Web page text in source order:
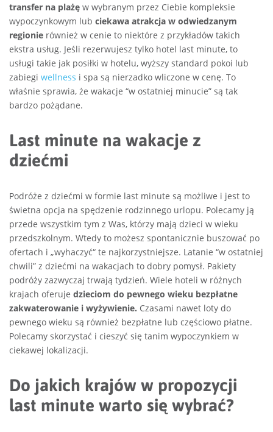
transfer na plażę w wybranym przez Ciebie kompleksie
wypoczynkowym lub ciekawa atrakcja w odwiedzanym
regionie również w cenie to niektóre z przykładów takich
ekstra usług. Jeśli rezerwujesz tylko hotel last minute, to
usługi takie jak posiłki w hotelu, wyższy standard pokoi lub
zabiegi wellness i spa są nierzadko wliczone w cenę. To
właśnie sprawia, że wakacje “w ostatniej minucie” są tak
bardzo pożądane.
Last minute na wakacje z
dziećmi
Podróże z dziećmi w formie last minute są możliwe i jest to
świetna opcja na spędzenie rodzinnego urlopu. Polecamy ją
przede wszystkim tym z Was, którzy mają dzieci w wieku
przedszkolnym. Wtedy to możesz spontanicznie buszować po
ofertach i „wyhaczyć“ te najkorzystniejsze. Latanie “w ostatniej
chwili” z dziećmi na wakacjach to dobry pomysł. Pakiety
podróży zazwyczaj trwają tydzień. Wiele hoteli w różnych
krajach oferuje dzieciom do pewnego wieku bezpłatne
zakwaterowanie i wyżywienie. Czasami nawet loty do
pewnego wieku są również bezpłatne lub częściowo płatne.
Polecamy skorzystać i cieszyć się tanim wypoczynkiem w
ciekawej lokalizacji.
Do jakich krajów w propozycji
last minute warto się wybrać?